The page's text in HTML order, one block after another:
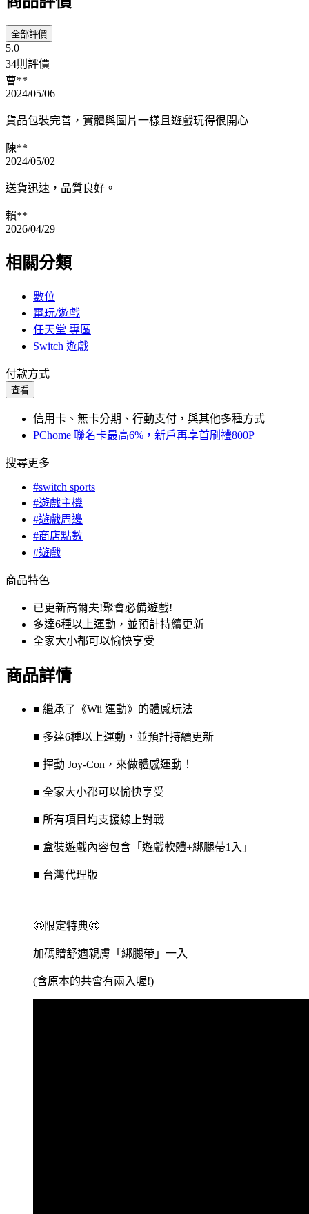
全部評價
5.0
34則評價
曹**
2024/05/06
貨品包裝完善，實體與圖片一樣且遊戲玩得很開心
陳**
2024/05/02
送貨迅速，品質良好。
賴**
2026/04/29
相關分類
數位
電玩/遊戲
任天堂 專區
Switch 遊戲
付款方式
查看
信用卡、無卡分期、行動支付，與其他多種方式
PChome 聯名卡最高6%，新戶再享首刷禮800P
搜尋更多
#switch sports
#遊戲主機
#遊戲周邊
#商店點數
#遊戲
商品特色
已更新高爾夫!聚會必備遊戲!
多達6種以上運動，並預計持續更新
全家大小都可以愉快享受
商品詳情
■ 繼承了《Wii 運動》的體感玩法
■ 多達6種以上運動，並預計持續更新
■ 揮動 Joy-Con，來做體感運動！
■ 全家大小都可以愉快享受
■ 所有項目均支援線上對戰
■ 盒裝遊戲內容包含「遊戲軟體+綁腿帶1入」
■ 台灣代理版
🤩限定特典🤩
加碼贈舒適親膚「綁腿帶」一入
(含原本的共會有兩入喔!)